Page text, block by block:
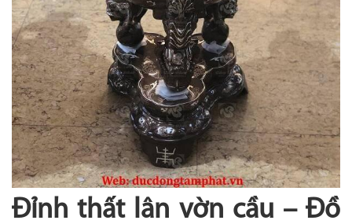
Đỉnh thất lân vờn cầu – Đồ